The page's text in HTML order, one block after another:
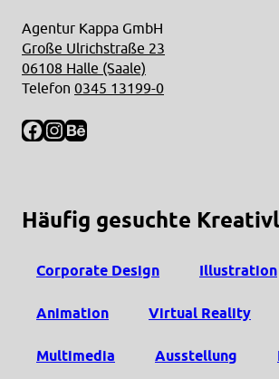
Agentur Kappa GmbH
Große Ulrichstraße 23
06108 Halle (Saale)
Telefon 0345 13199-0
Facebook
Instagram
Behance
Häufig gesuchte
Corporate Design Illustration
Animation Virtual Reality
Multimedia Ausstellung